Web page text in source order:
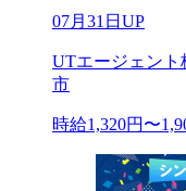
07月31日UP
UTエージェント
市
時給1,320円〜